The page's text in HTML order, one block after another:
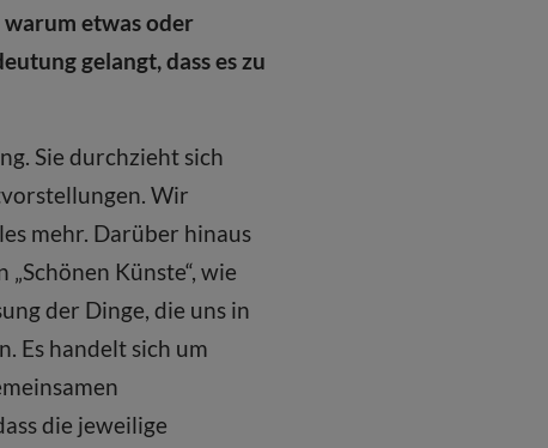
warum etwas oder
gelangt, dass es zu
Sie durchzieht sich
Wir
mehr. Darüber hinaus
Künste“, wie
der Dinge, die uns in
Es handelt sich um
die jeweilige